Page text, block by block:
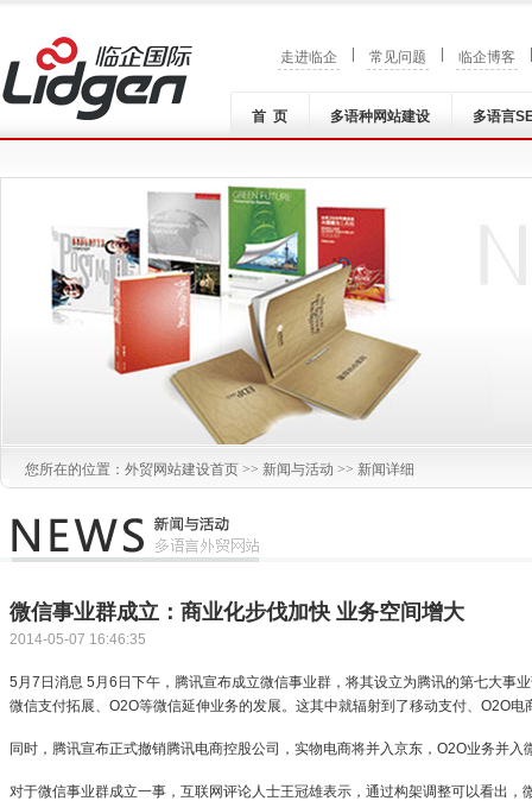
走进临企 常见问题 临企博客
首 页 多语种网站建设 多语言
您所在的位置： 外贸网站建设首页 >> 新闻与活动 >> 新闻详细
微信事业群成立：商业化步伐加快 业务空间增大
2014-05-07 16:46:35
5月7日消息 5月6日下午，腾讯宣布成立微信事业群，将其设立为腾讯的第七大事
微信支付拓展、O2O等微信延伸业务的发展。这其中就辐射到了移动支付、O2O电
同时，腾讯宣布正式撤销腾讯电商控股公司，实物电商将并入京东，O2O业务并入
对于微信事业群成立一事，互联网评论人士王冠雄表示，通过构架调整可以看出，